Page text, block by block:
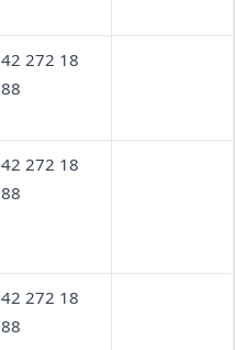
42 272 18
88
42 272 18
88
42 272 18
88